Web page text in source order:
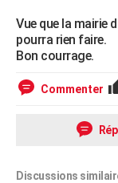
Vue que la mairie
pourra rien faire.
Bon courrage.
Commenter
Discussions